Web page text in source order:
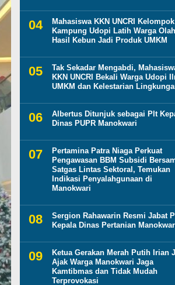
Mahasiswa KKN UNCRI Kelompok
Kampung Udopi Latih Warga Olah
Hasil Kebun Jadi Produk UMKM
Tak Sekadar Mengabdi,
KKN UNCRI Bekali Warga Udopi
UMKM dan Kelestarian
Albertus Ditunjuk sebagai Plt
Dinas PUPR Manokwari
Pertamina Patra Niaga Perkuat
Pengawasan BBM Subsidi
Satgas Lintas Sektoral, Temukan
Indikasi Penyalahgunaan di
Manokwari
Sergion Rahawarin Resmi Jabat
Kepala Dinas Pertanian
Ketua Gerakan Merah Putih Irian
Ajak Warga Manokwari Jaga
Kamtibmas dan Tidak Mudah
Terprovokasi